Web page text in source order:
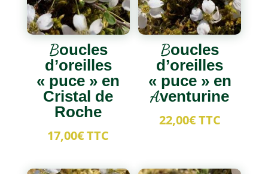
Boucles
d’oreilles
« puce » en
Cristal de
Roche
17,00€TTC
Boucles
d’oreilles
« puce » en
Aventurine
22,00€TTC